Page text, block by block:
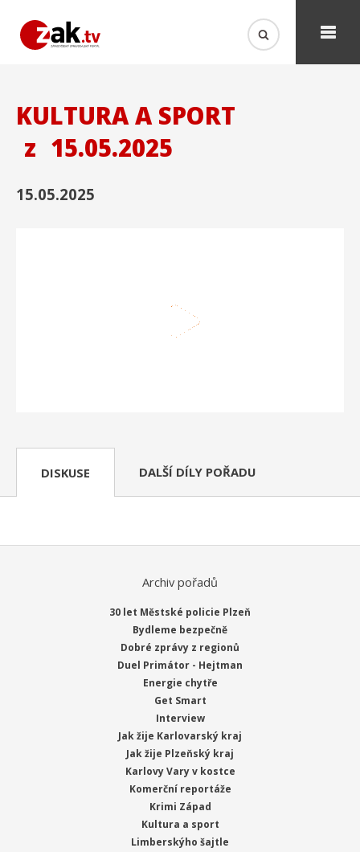
KULTURA A SPORT
z 15.05.2025
15.05.2025
DISKUSE DALŠÍ DÍLY POŘADU
Archiv pořadů
30 let Městské policie Plzeň
Bydleme bezpečně
Dobré zprávy z regionů
Duel Primátor - Hejtman
Energie chytře
Get Smart
Interview
Jak žije Karlovarský kraj
Jak žije Plzeňský kraj
Karlovy Vary v kostce
Komerční reportáže
Krimi Západ
Kultura a sport
Limberskýho šajtle